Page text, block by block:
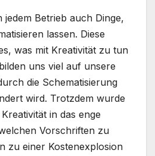
jedem Betrieb auch Dinge,
lassen. Diese
was mit Kreativität zu tun
uns viel auf unsere
die Schematisierung
wird. Trotzdem wurde
in das enge
Vorschriften zu
zu einer Kostenexplosion